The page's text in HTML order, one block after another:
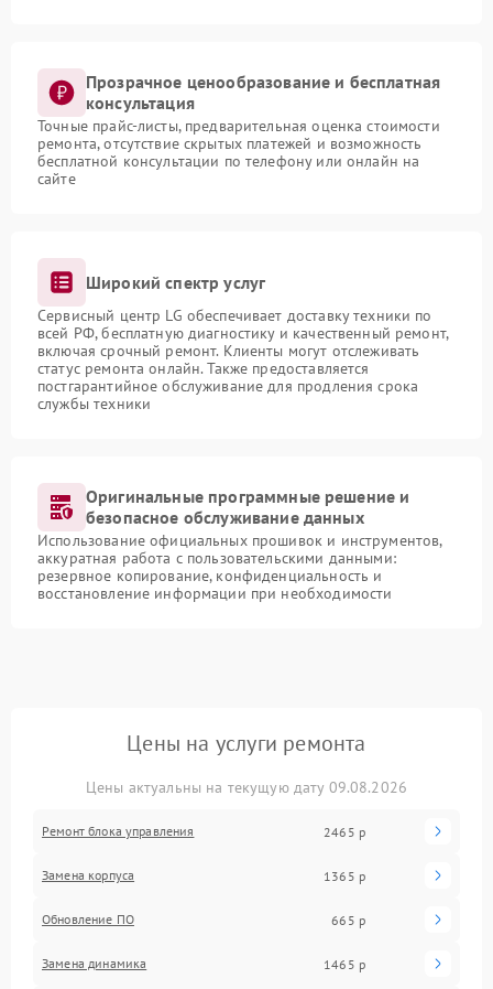
Прозрачное ценообразование и бесплатная
консультация
Точные прайс-листы, предварительная оценка стоимости
ремонта, отсутствие скрытых платежей и возможность
бесплатной консультации по телефону или онлайн на
сайте
Широкий спектр услуг
Сервисный центр LG обеспечивает доставку техники по
всей РФ, бесплатную диагностику и качественный ремонт,
включая срочный ремонт. Клиенты могут отслеживать
статус ремонта онлайн. Также предоставляется
постгарантийное обслуживание для продления срока
службы техники
Оригинальные программные решение и
безопасное обслуживание данных
Использование официальных прошивок и инструментов,
аккуратная работа с пользовательскими данными:
резервное копирование, конфиденциальность и
восстановление информации при необходимости
Цены на услуги ремонта
Цены актуальны на текущую дату 09.08.2026
Ремонт блока управления 2465 р
Замена корпуса 1365 р
Обновление ПО 665 р
Замена динамика 1465 р